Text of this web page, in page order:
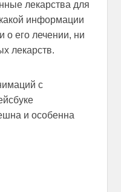
лекарства для
информации
о его лечении, ни
лекарств.
с
и особенна